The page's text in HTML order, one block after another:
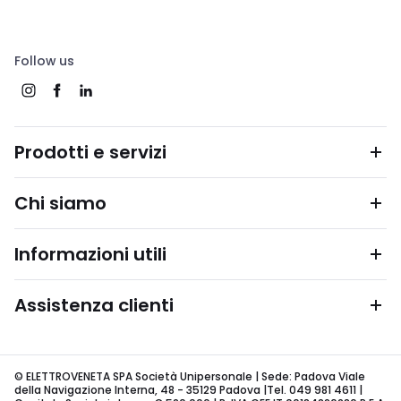
Follow us
Prodotti e servizi
Chi siamo
Informazioni utili
Assistenza clienti
© ELETTROVENETA SPA Società Unipersonale | Sede: Padova Viale
della Navigazione Interna, 48 - 35129 Padova |Tel. 049 981 4611 |